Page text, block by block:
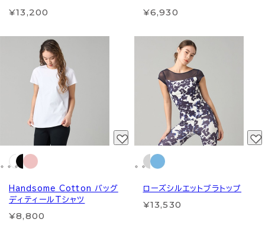
¥13,200 ¥6,930
Handsome Cotton バッグ
ディティールTシャツ
¥8,800
ローズシルエットブラトップ
¥13,530